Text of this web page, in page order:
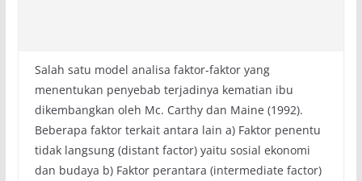
Salah satu model analisa faktor-faktor yang
menentukan penyebab terjadinya kematian ibu
dikembangkan oleh Mc. Carthy dan Maine (1992).
Beberapa faktor terkait antara lain a) Faktor penentu
tidak langsung (distant factor) yaitu sosial ekonomi
dan budaya b) Faktor perantara (intermediate factor)